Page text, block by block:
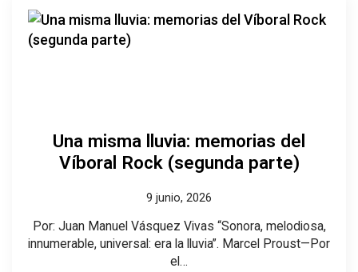
Una misma lluvia: memorias del
Víboral Rock (segunda parte)
9 junio, 2026
Por: Juan Manuel Vásquez Vivas “Sonora, melodiosa,
innumerable, universal: era la lluvia”. Marcel Proust—Por
el…